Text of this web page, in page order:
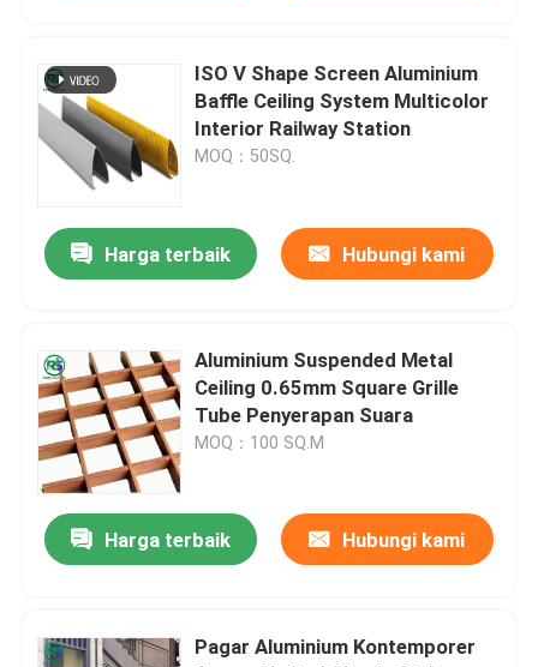
ISO V Shape Screen Aluminium
Baffle Ceiling System Multicolor
Interior Railway Station
MOQ：50SQ.
Harga terbaik Hubungi kami
Aluminium Suspended Metal
Ceiling 0.65mm Square Grille
Tube Penyerapan Suara
MOQ：100 SQ.M
Harga terbaik Hubungi kami
Pagar Aluminium Kontemporer